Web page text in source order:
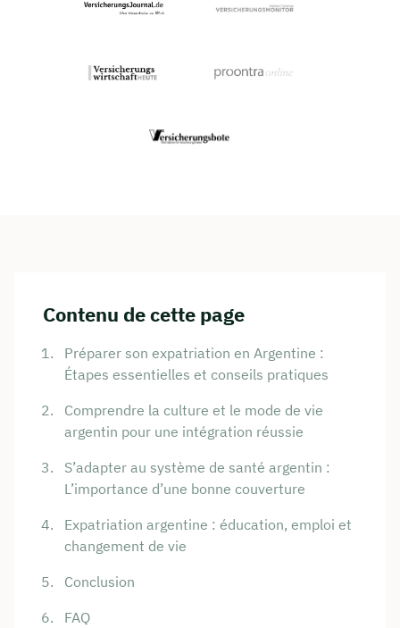
Contenu de cette page
Préparer son expatriation en Argentine :
Étapes essentielles et conseils pratiques
Comprendre la culture et le mode de vie
argentin pour une intégration réussie
S’adapter au système de santé argentin :
L’importance d’une bonne couverture
Expatriation argentine : éducation, emploi et
changement de vie
Conclusion
FAQ